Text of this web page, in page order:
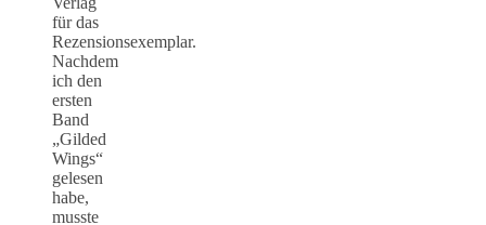
für das
Rezensionsexemplar.
Nachdem
ich den
ersten
Band
„Gilded
Wings“
gelesen
habe,
musste